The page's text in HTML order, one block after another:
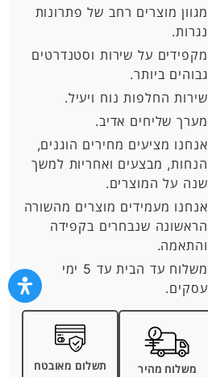
מגוון מוצרים רחב של פתרונות
נגרות.
מקפידים על שירות וסטנדרטים
גבוהים ביותר.
שירות החלפות נוח ויעיל.
מערך שליחים אדיב.
אנחנו מציעים מחירים הוגנים,
הנחות, מבצעים ואחריות למשך
שנה על המוצרים.
אנחנו מעמידים מוצרים מהשורה
הראשונה שנבחרים בקפידה
והתאמה.
משלוח עד הבית עד 5 ימי
עסקים.
משלוח מהיר תשלום מאובטח